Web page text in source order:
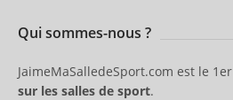
Qui sommes-nous ?
JaimeMaSalledeSport.com est le 1er
sur les salles de sport.